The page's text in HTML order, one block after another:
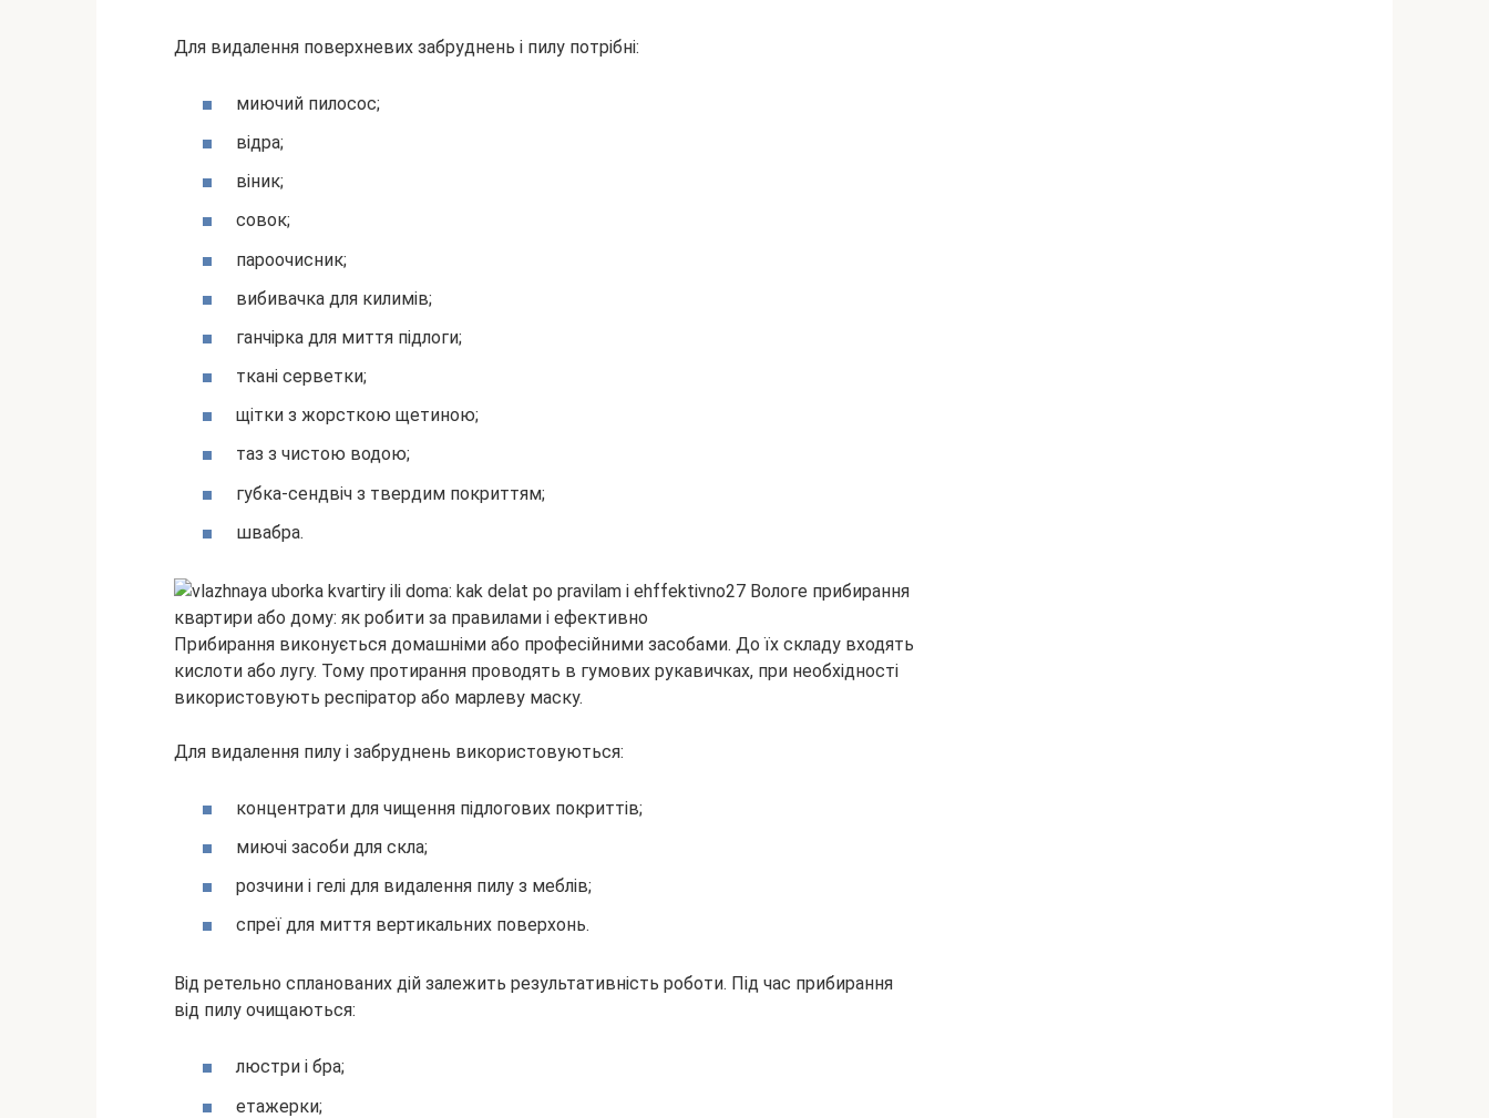
Для видалення поверхневих забруднень і пилу потрібні:
миючий пилосос;
відра;
віник;
совок;
пароочисник;
вибивачка для килимів;
ганчірка для миття підлоги;
ткані серветки;
щітки з жорсткою щетиною;
таз з чистою водою;
губка-сендвіч з твердим покриттям;
швабра.
Прибирання виконується домашніми або професійними засобами. До їх складу входять
кислоти або лугу. Тому протирання проводять в гумових рукавичках, при необхідності
використовують респіратор або марлеву маску.
Для видалення пилу і забруднень використовуються:
концентрати для чищення підлогових покриттів;
миючі засоби для скла;
розчини і гелі для видалення пилу з меблів;
спреї для миття вертикальних поверхонь.
Від ретельно спланованих дій залежить результативність роботи. Під час прибирання
від пилу очищаються:
люстри і бра;
етажерки;